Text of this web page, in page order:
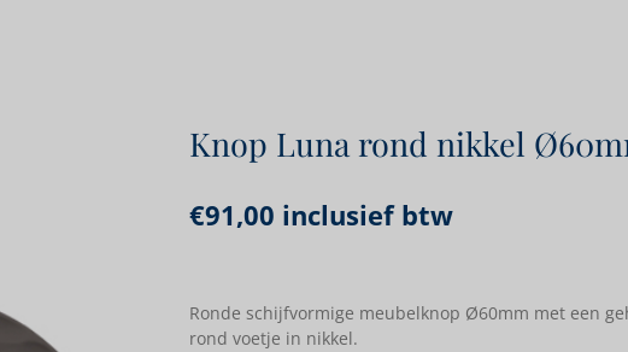
Knop Luna rond nikkel
€91,00 inclusief btw
Ronde schijfvormige meubelknop Ø60mm met een
rond voetje in nikkel.